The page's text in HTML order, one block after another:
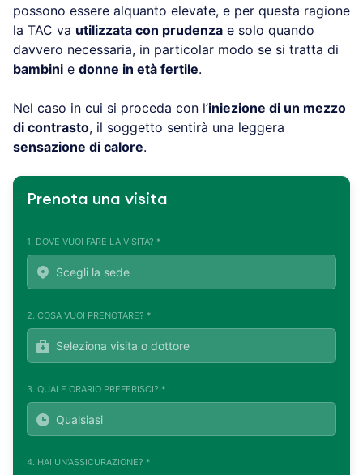
possono essere alquanto elevate, e per questa ragione
la TAC va utilizzata con prudenza e solo quando
davvero necessaria, in particolar modo se si tratta di
bambini e donne in età fertile.
Nel caso in cui si proceda con l’iniezione di un mezzo
di contrasto, il soggetto sentirà una leggera
sensazione di calore.
Prenota una visita
1. DOVE VUOI FARE LA VISITA? *
2. COSA VUOI PRENOTARE? *
3. QUALE ORARIO PREFERISCI? *
4. HAI UN'ASSICURAZIONE? *